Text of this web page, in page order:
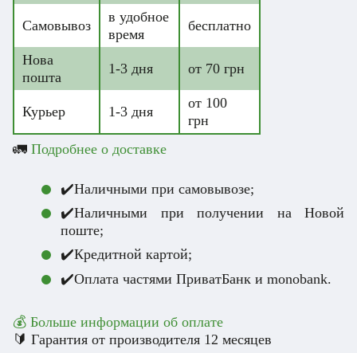
Самовывоз
в удобное
время
бесплатно
Нова
пошта
1-3 дня от 70 грн
Курьер 1-3 дня
от 100
грн
🚛 Подробнее о доставке
✔️Наличными при самовывозе;
✔️Наличными при получении на Новой
поште;
✔️Кредитной картой;
✔️Оплата частями ПриватБанк и monobank.
💰 Больше информации об оплате
🔰 Гарантия от производителя 12 месяцев